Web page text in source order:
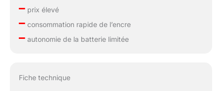
–prix élevé
–consommation rapide de l’encre
–autonomie de la batterie limitée
Fiche technique